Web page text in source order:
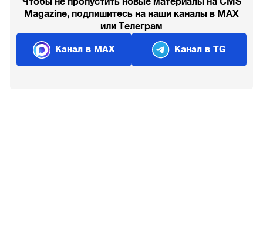
Magazine, подпишитесь на наши каналы в MAX
или Телеграм
Канал в MAX Канал в TG